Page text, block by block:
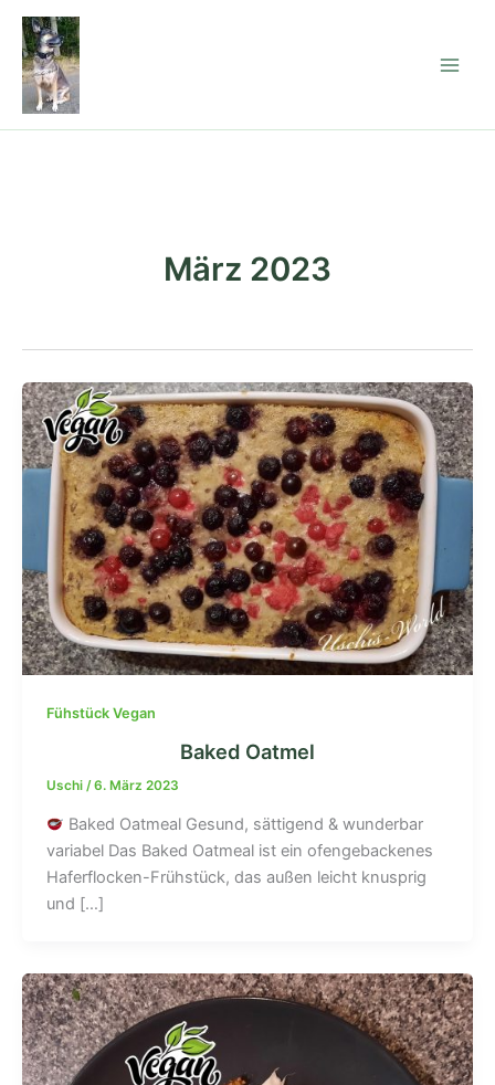
Zum
Inhalt
springen
März 2023
Fühstück Vegan
Baked Oatmel
Uschi /6. März 2023
Baked Oatmeal Gesund, sättigend & wunderbar
variabel Das Baked Oatmeal ist ein ofengebackenes
Haferflocken-Frühstück, das außen leicht knusprig
und […]